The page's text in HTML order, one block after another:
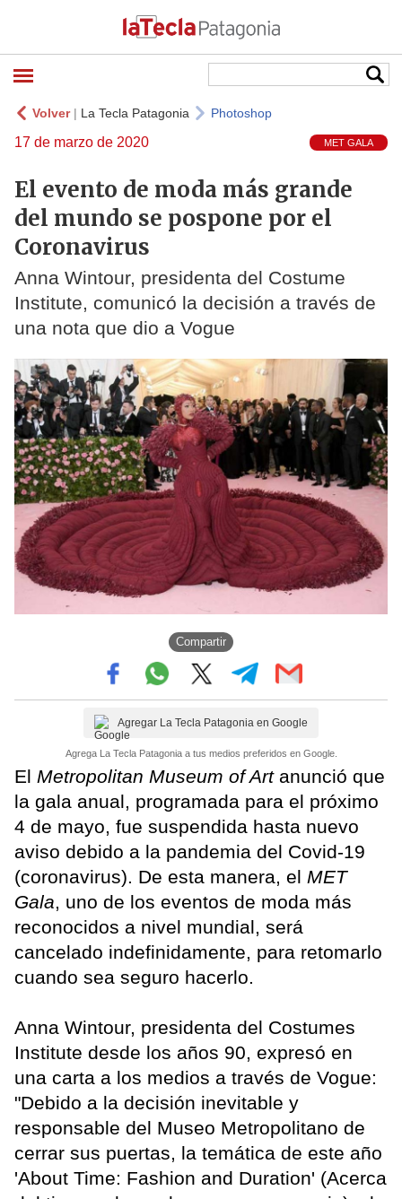
Volver| La Tecla Patagonia Photoshop
17 de marzo de 2020 MET GALA
El evento de moda más grande
del mundo se pospone por el
Coronavirus
Anna Wintour, presidenta del Costume
Institute, comunicó la decisión a través de
una nota que dio a Vogue
Compartir
Agregar La Tecla Patagonia en Google
Agrega La Tecla Patagonia a tus medios preferidos en Google.
El Metropolitan Museum of Artanunció que
la gala anual, programada para el próximo
4 de mayo, fue suspendida hasta nuevo
aviso debido a la pandemia del Covid-19
(coronavirus). De esta manera, el MET
Gala, uno de los eventos de moda más
reconocidos a nivel mundial, será
cancelado indefinidamente, para retomarlo
cuando sea seguro hacerlo.
Anna Wintour, presidenta del Costumes
Institute desde los años 90, expresó en
una carta a los medios a través de Vogue:
"Debido a la decisión inevitable y
responsable del Museo Metropolitano de
cerrar sus puertas, la temática de este año
'About Time: Fashion and Duration' (Acerca